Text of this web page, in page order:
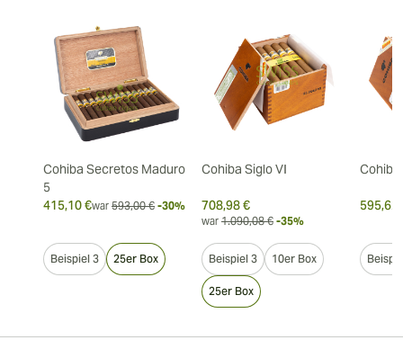
Cohiba Secretos Maduro
5
415,10 €war 593,00 € -30%
Beispiel 3 25er Box
Cohiba Siglo VI
708,98 €
war 1.090,08 € -35%
Beispiel 3 10er Box
25er Box
Cohiba
595,62